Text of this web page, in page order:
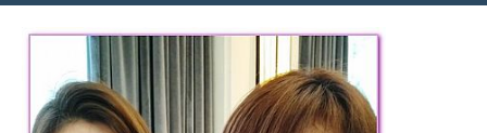
菲
亞
JEFFIA
絲